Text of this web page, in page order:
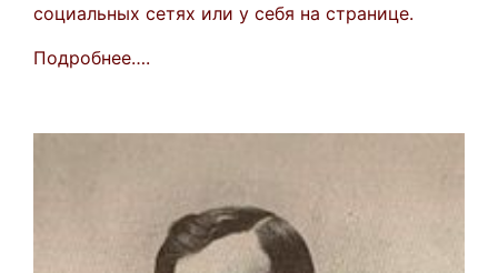
социальных сетях или у себя на странице.
Подробнее….